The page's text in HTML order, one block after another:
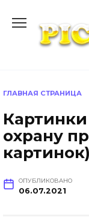
содержанию
ГЛАВНАЯ СТРАНИЦА
охрану
картинок)
ОПУБЛИКОВАНО
06.07.2021